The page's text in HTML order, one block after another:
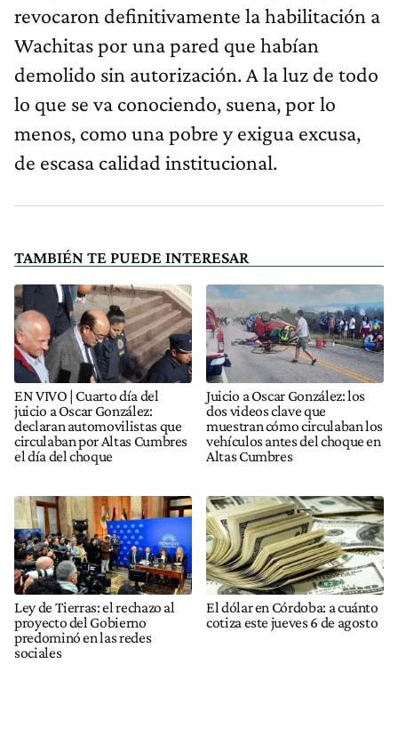
revocaron definitivamente la habilitación a
Wachitas por una pared que habían
demolido sin autorización. A la luz de todo
lo que se va conociendo, suena, por lo
menos, como una pobre y exigua excusa,
de escasa calidad institucional.
TAMBIÉN TE PUEDE INTERESAR
EN VIVO | Cuarto día del
juicio a Oscar González:
declaran automovilistas que
circulaban por Altas Cumbres
el día del choque
Juicio a Oscar González: los
dos videos clave que
muestran cómo circulaban los
vehículos antes del choque en
Altas Cumbres
Ley de Tierras: el rechazo al
proyecto del Gobierno
predominó en las redes
sociales
El dólar en Córdoba: a cuánto
cotiza este jueves 6 de agosto